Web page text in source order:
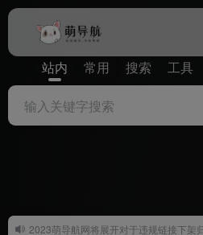
站内 常用 搜索 工具
2023萌导航网将展开对于违规链接下架